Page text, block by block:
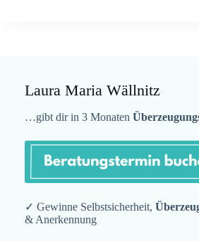
Laura Maria Wällnitz
…gibt dir in 3 Monaten
✓ Gewinne Selbstsicherheit,
& Anerkennung